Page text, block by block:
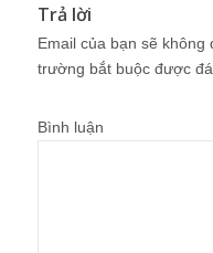
Trả lời
Email của bạn sẽ không
trường bắt buộc được
Bình luận